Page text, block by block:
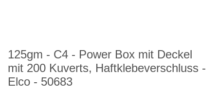
125gm - C4 - Power Box mit Deckel
mit 200 Kuverts, Haftklebeverschluss -
Elco - 50683